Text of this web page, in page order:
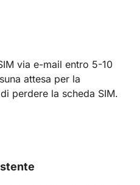
via e-mail entro 5-10
attesa per la
perdere la scheda SIM.